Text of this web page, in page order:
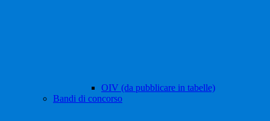
OIV (da pubblicare in tabelle)
Bandi di concorso